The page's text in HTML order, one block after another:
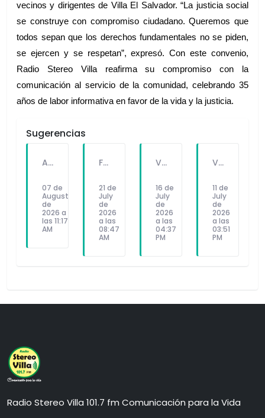
vecinos y dirigentes de Villa El Salvador. “La justicia social
se construye con compromiso ciudadano. Queremos que
todos sepan que los derechos fundamentales no se piden,
se ejercen y se respetan”, expresó. Con este convenio,
Radio Stereo Villa reafirma su compromiso con la
comunicación al servicio de la comunidad, celebrando 35
años de labor informativa en favor de la vida y la justicia.
Sugerencias
A PEDIDO DEL PÚBLICO: "SEX Y DINERO" EL NUEVO SINGLE DE FATKINGBULLA
07 de
August
de
2026 a
las 11:17
AM
FALLECE FORTUNATO CHUQUITAYPE ANDRADE, “EL CHOLO”, REFERENTE DE LA SOLIDARIDAD Y LA CULTURA EN VILLA EL SALVADOR
21 de
July
de
2026
a las
08:47
AM
VILLA EL SALVADOR RECIBE A ANA CORREA PARA PRESENTAR LIBRO SOBRE MEMORIA, TEATRO Y RESISTENCIA DURANTE EL CONFLICTO ARMADO INTERNO.
16 de
July
de
2026
a las
04:37
PM
VILLA EL SALVADOR: EL ALCALDE GUIDO IÑIGO PERALTA PRIORIZÓ CONCIERTO DE SOMOS PERÚ Y NO ASISTIÓ AL DESFILE ESCOLAR CÍVICO CULTURAL 2026
11 de
July
de
2026
a las
03:51
PM
Radio Stereo Villa 101.7 fm Comunicación para la Vida